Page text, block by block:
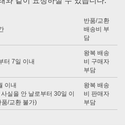
반품/교환
배송비 부
담
터 7일 이내
왕복 배송
비 구매자
부담
이내
실을 안 날로부터 30일 이
/교환 불가)
왕복 배송
비 판매자
부담